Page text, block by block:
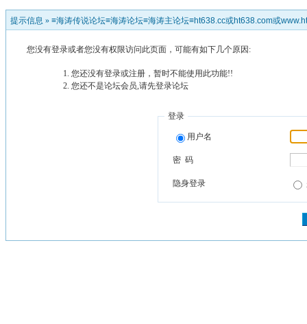
提示信息 » ≡海涛传说论坛≡海涛论坛≡海涛主论坛≡ht638.cc或ht638.com或
您没有登录或者您没有权限访问此页面，可能有如下几个原因:
您还没有登录或注册，暂时不能使用此功能!!
您还不是论坛会员,请先登录论坛
登录
用户名
密 码
隐身登录